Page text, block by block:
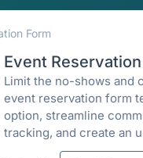
Form
Event
Limit the no-shows and
event reservation form
option, streamline
tracking, and create an